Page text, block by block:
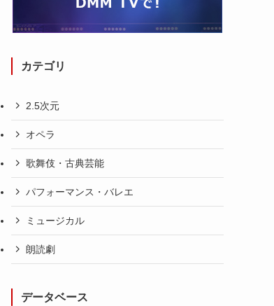
カテゴリ
2.5次元
オペラ
歌舞伎・古典芸能
パフォーマンス・バレエ
ミュージカル
朗読劇
データベース